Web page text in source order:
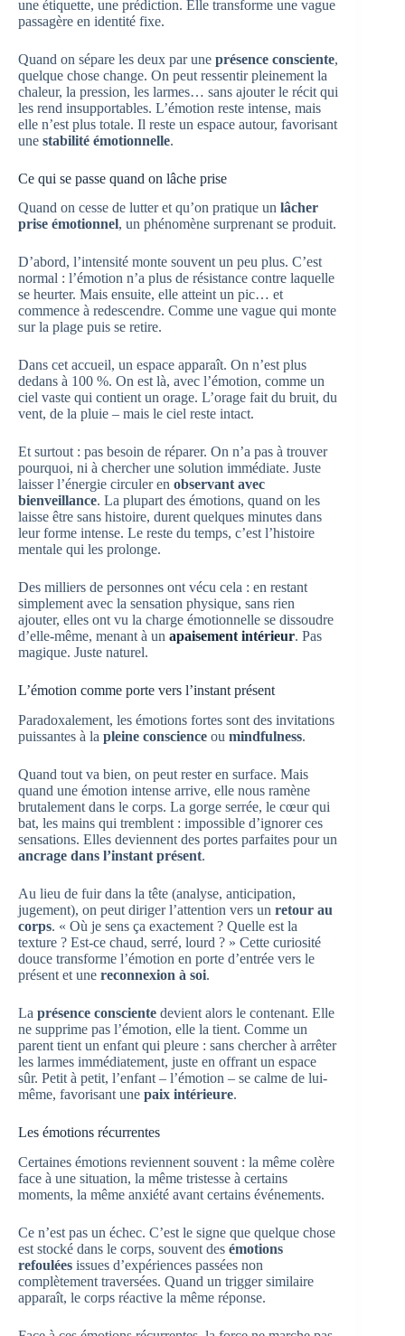
une étiquette, une prédiction. Elle transforme une vague
passagère en identité fixe.
Quand on sépare les deux par une présence consciente,
quelque chose change. On peut ressentir pleinement la
chaleur, la pression, les larmes… sans ajouter le récit qui
les rend insupportables. L’émotion reste intense, mais
elle n’est plus totale. Il reste un espace autour, favorisant
une stabilité émotionnelle.
Ce qui se passe quand on lâche prise
Quand on cesse de lutter et qu’on pratique un lâcher
prise émotionnel, un phénomène surprenant se produit.
D’abord, l’intensité monte souvent un peu plus. C’est
normal : l’émotion n’a plus de résistance contre laquelle
se heurter. Mais ensuite, elle atteint un pic… et
commence à redescendre. Comme une vague qui monte
sur la plage puis se retire.
Dans cet accueil, un espace apparaît. On n’est plus
dedans à 100 %. On est là, avec l’émotion, comme un
ciel vaste qui contient un orage. L’orage fait du bruit, du
vent, de la pluie – mais le ciel reste intact.
Et surtout : pas besoin de réparer. On n’a pas à trouver
pourquoi, ni à chercher une solution immédiate. Juste
laisser l’énergie circuler en observant avec
bienveillance. La plupart des émotions, quand on les
laisse être sans histoire, durent quelques minutes dans
leur forme intense. Le reste du temps, c’est l’histoire
mentale qui les prolonge.
Des milliers de personnes ont vécu cela : en restant
simplement avec la sensation physique, sans rien
ajouter, elles ont vu la charge émotionnelle se dissoudre
d’elle-même, menant à un apaisement intérieur. Pas
magique. Juste naturel.
L’émotion comme porte vers l’instant présent
Paradoxalement, les émotions fortes sont des invitations
puissantes à la pleine conscience ou mindfulness.
Quand tout va bien, on peut rester en surface. Mais
quand une émotion intense arrive, elle nous ramène
brutalement dans le corps. La gorge serrée, le cœur qui
bat, les mains qui tremblent : impossible d’ignorer ces
sensations. Elles deviennent des portes parfaites pour un
ancrage dans l’instant présent.
Au lieu de fuir dans la tête (analyse, anticipation,
jugement), on peut diriger l’attention vers un retour au
corps. « Où je sens ça exactement ? Quelle est la
texture ? Est-ce chaud, serré, lourd ? » Cette curiosité
douce transforme l’émotion en porte d’entrée vers le
présent et une reconnexion à soi.
La présence consciente devient alors le contenant. Elle
ne supprime pas l’émotion, elle la tient. Comme un
parent tient un enfant qui pleure : sans chercher à arrêter
les larmes immédiatement, juste en offrant un espace
sûr. Petit à petit, l’enfant – l’émotion – se calme de lui-
même, favorisant une paix intérieure.
Les émotions récurrentes
Certaines émotions reviennent souvent : la même colère
face à une situation, la même tristesse à certains
moments, la même anxiété avant certains événements.
Ce n’est pas un échec. C’est le signe que quelque chose
est stocké dans le corps, souvent des émotions
refoulées issues d’expériences passées non
complètement traversées. Quand un trigger similaire
apparaît, le corps réactive la même réponse.